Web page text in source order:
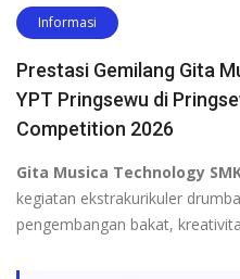
Informasi
Prestasi Gemilang Gita
YPT Pringsewu di
Competition 2026
Gita Musica Technology
kegiatan ekstrakurikuler
pengembangan bakat,